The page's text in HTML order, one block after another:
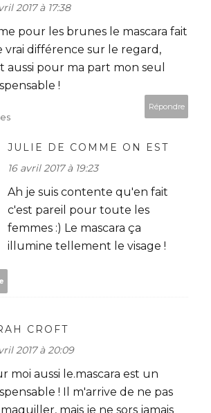
2017 à 17:38
pour les brunes le mascara fait
vrai différence sur le regard,
aussi pour ma part mon seul
!
Répondre
JULIE DE COMME ON EST
16 avril 2017 à 19:23
Ah je suis contente qu'en fait
c'est pareil pour toute les
femmes :) Le mascara ça
illumine tellement le visage !
CROFT
2017 à 20:09
moi aussi le.mascara est un
! Il m'arrive de ne pas
mais je ne sors jamais